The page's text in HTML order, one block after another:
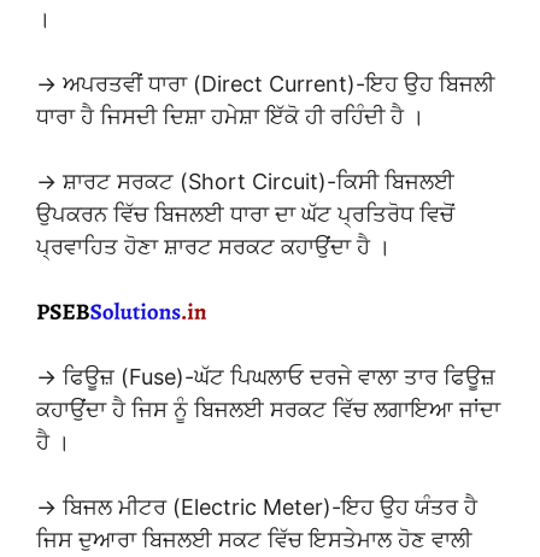
।
→ ਅਪਰਤਵੀਂ ਧਾਰਾ (Direct Current)-ਇਹ ਉਹ ਬਿਜਲੀ
ਧਾਰਾ ਹੈ ਜਿਸਦੀ ਦਿਸ਼ਾ ਹਮੇਸ਼ਾ ਇੱਕੋ ਹੀ ਰਹਿੰਦੀ ਹੈ ।
→ ਸ਼ਾਰਟ ਸਰਕਟ (Short Circuit)-ਕਿਸੀ ਬਿਜਲਈ
ਉਪਕਰਨ ਵਿੱਚ ਬਿਜਲਈ ਧਾਰਾ ਦਾ ਘੱਟ ਪ੍ਰਤਿਰੋਧ ਵਿਚੋਂ
ਪ੍ਰਵਾਹਿਤ ਹੋਣਾ ਸ਼ਾਰਟ ਸਰਕਟ ਕਹਾਉਂਦਾ ਹੈ ।
→ ਫਿਊਜ਼ (Fuse)-ਘੱਟ ਪਿਘਲਾਓ ਦਰਜੇ ਵਾਲਾ ਤਾਰ ਫਿਊਜ਼
ਕਹਾਉਂਦਾ ਹੈ ਜਿਸ ਨੂੰ ਬਿਜਲਈ ਸਰਕਟ ਵਿੱਚ ਲਗਾਇਆ ਜਾਂਦਾ
ਹੈ ।
→ ਬਿਜਲ ਮੀਟਰ (Electric Meter)-ਇਹ ਉਹ ਯੰਤਰ ਹੈ
ਜਿਸ ਦੁਆਰਾ ਬਿਜਲਈ ਸਕਟ ਵਿੱਚ ਇਸਤੇਮਾਲ ਹੋਣ ਵਾਲੀ